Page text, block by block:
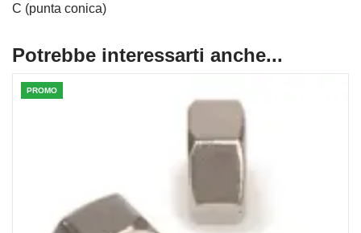
C (punta conica)
Potrebbe interessarti anche...
PROMO